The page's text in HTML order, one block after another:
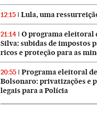
12:15 Lula, uma
21:14
O programa eleitoral
Silva: subidas de impostos
ricos e proteção para as
20:55
Programa eleitoral de
Bolsonaro: privatizações e
legais para a Polícia